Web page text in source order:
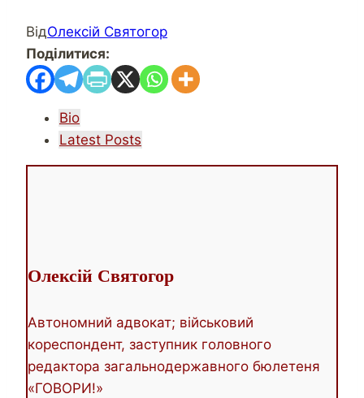
ВідОлексій Святогор
Поділитися:
The
following
Bio
Latest Posts
Олексій Святогор
Автономний адвокат; військовий
кореспондент, заступник головного
редактора загальнодержавного бюлетеня
«ГОВОРИ!»